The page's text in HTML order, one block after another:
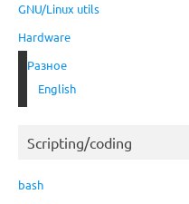
GNU/Linux utils
Hardware
Разное
English
Scripting/coding
bash